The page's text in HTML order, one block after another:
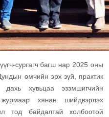
сургагч багш нар 2025 оны
өмчийн эрх зүй, практик
дахь хувьцаа эзэмшигчийн
хянан шийдвэрлэх
тод байдалтай холбоотой